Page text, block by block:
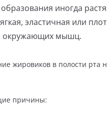
иногда
эластичная или
окружающих мышц.
жировиков в полости
причины: